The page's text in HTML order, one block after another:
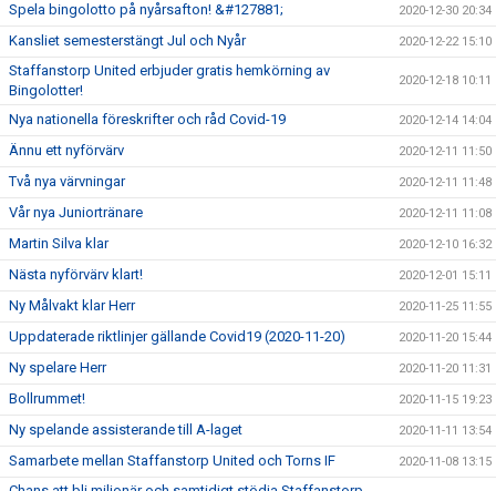
Spela bingolotto på nyårsafton! &#127881; 2020-12-30 20:34
Kansliet semesterstängt Jul och Nyår 2020-12-22 15:10
Staffanstorp United erbjuder gratis hemkörning av
Bingolotter!
2020-12-18 10:11
Nya nationella föreskrifter och råd Covid-19 2020-12-14 14:04
Ännu ett nyförvärv 2020-12-11 11:50
Två nya värvningar 2020-12-11 11:48
Vår nya Juniortränare 2020-12-11 11:08
Martin Silva klar 2020-12-10 16:32
Nästa nyförvärv klart! 2020-12-01 15:11
Ny Målvakt klar Herr 2020-11-25 11:55
Uppdaterade riktlinjer gällande Covid19 (2020-11-20) 2020-11-20 15:44
Ny spelare Herr 2020-11-20 11:31
Bollrummet! 2020-11-15 19:23
Ny spelande assisterande till A-laget 2020-11-11 13:54
Samarbete mellan Staffanstorp United och Torns IF 2020-11-08 13:15